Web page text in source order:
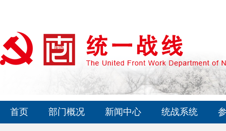
首页 部门概况 新闻中心 统战系统